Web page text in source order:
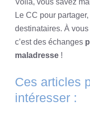
Voilà, vous savez
Le CC pour
destinataires. À
c’est des échanges
maladresse !
Ces articles
intéresser :